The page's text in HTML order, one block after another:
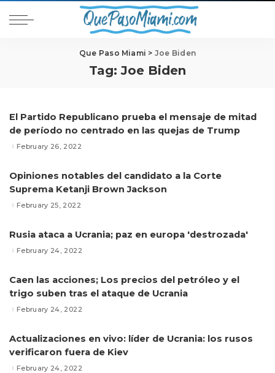
Que Paso Miami > Joe Biden
Tag:Joe Biden
El Partido Republicano prueba el mensaje de mitad
de período no centrado en las quejas de Trump
February 26, 2022
Opiniones notables del candidato a la Corte
Suprema Ketanji Brown Jackson
February 25, 2022
Rusia ataca a Ucrania; paz en europa 'destrozada'
February 24, 2022
Caen las acciones; Los precios del petróleo y el
trigo suben tras el ataque de Ucrania
February 24, 2022
Actualizaciones en vivo: líder de Ucrania: los rusos
verificaron fuera de Kiev
February 24, 2022